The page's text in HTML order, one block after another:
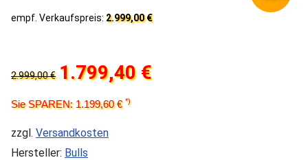
empf. Verkaufspreis: 2.999,00 €
2.999,00 € 1.799,40 €
Sie SPAREN: 1.199,60 €*)
zzgl. Versandkosten
Hersteller: Bulls